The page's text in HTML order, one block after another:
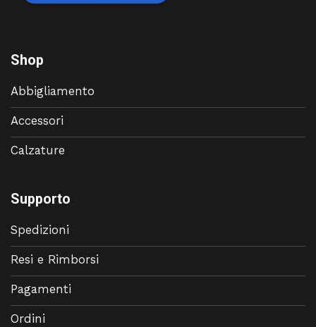
Shop
Abbigliamento
Accessori
Calzature
Supporto
Spedizioni
Resi e Rimborsi
Pagamenti
Ordini